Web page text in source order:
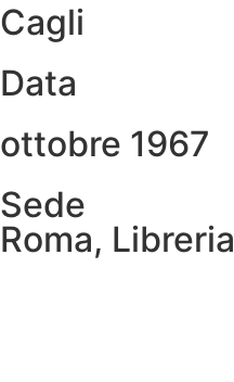
Cagli
Data
ottobre 1967
Sede
Roma,